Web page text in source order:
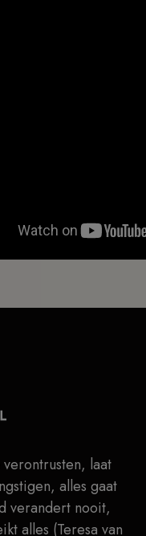
laat
alles gaat
verandert nooit,
alles (Teresa van